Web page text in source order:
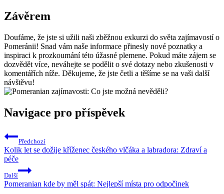
Závěrem
Doufáme, že ​jste si užili naši zběžnou ‌exkurzi‌ do světa⁢ zajímavostí o
‌Pomeránii! Snad vám naše informace ​přinesly nové poznatky a
⁣inspiraci ⁣k prozkoumání této úžasné plemene. Pokud máte zájem se
dozvědět více,‍ neváhejte se podělit o své dotazy nebo zkušenosti v
‍komentářích ‌níže.​ Děkujeme, ‍že jste četli a​ těšíme se na ‍vaši další
návštěvu!
Navigace pro příspěvek
Předchozí
Kolik let se dožije kříženec českého vlčáka a labradora: Zdraví a
péče
Další
Pomeranian kde by měl spát: Nejlepší místa pro odpočinek